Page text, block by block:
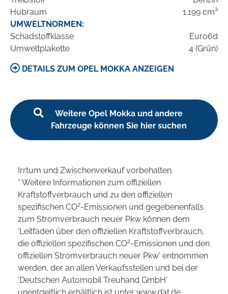
Hubraum
1.199 cm³
UMWELTNORMEN:
Schadstoffklasse
Euro6d
Umweltplakette
4 (Grün)
DETAILS ZUM OPEL MOKKA ANZEIGEN
Weitere Opel Mokka und andere
Fahrzeuge können Sie hier suchen
Irrtum und Zwischenverkauf vorbehalten.
* Weitere Informationen zum offiziellen
Kraftstoffverbrauch und zu den offiziellen
spezifischen CO2-Emissionen und gegebenenfalls
zum Stromverbrauch neuer Pkw können dem
'Leitfaden über den offiziellen Kraftstoffverbrauch,
die offiziellen spezifischen CO2-Emissionen und den
offiziellen Stromverbrauch neuer Pkw' entnommen
werden, der an allen Verkaufsstellen und bei der
'Deutschen Automobil Treuhand GmbH'